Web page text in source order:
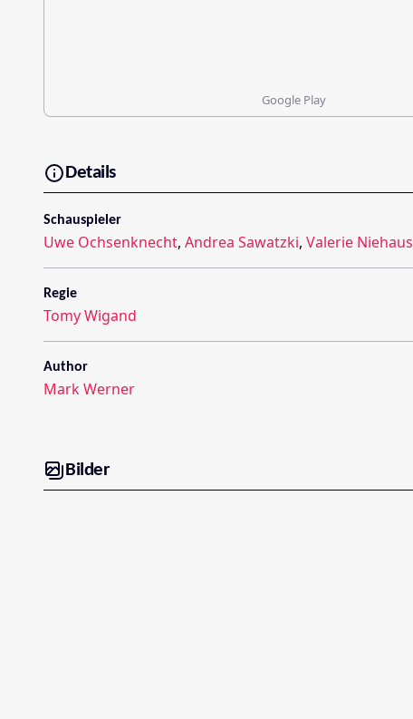
Google Play
Details
Schauspieler
Uwe Ochsenknecht, Andrea Sawatzki, Valerie Niehaus
Regie
Tomy Wigand
Author
Mark Werner
Bilder